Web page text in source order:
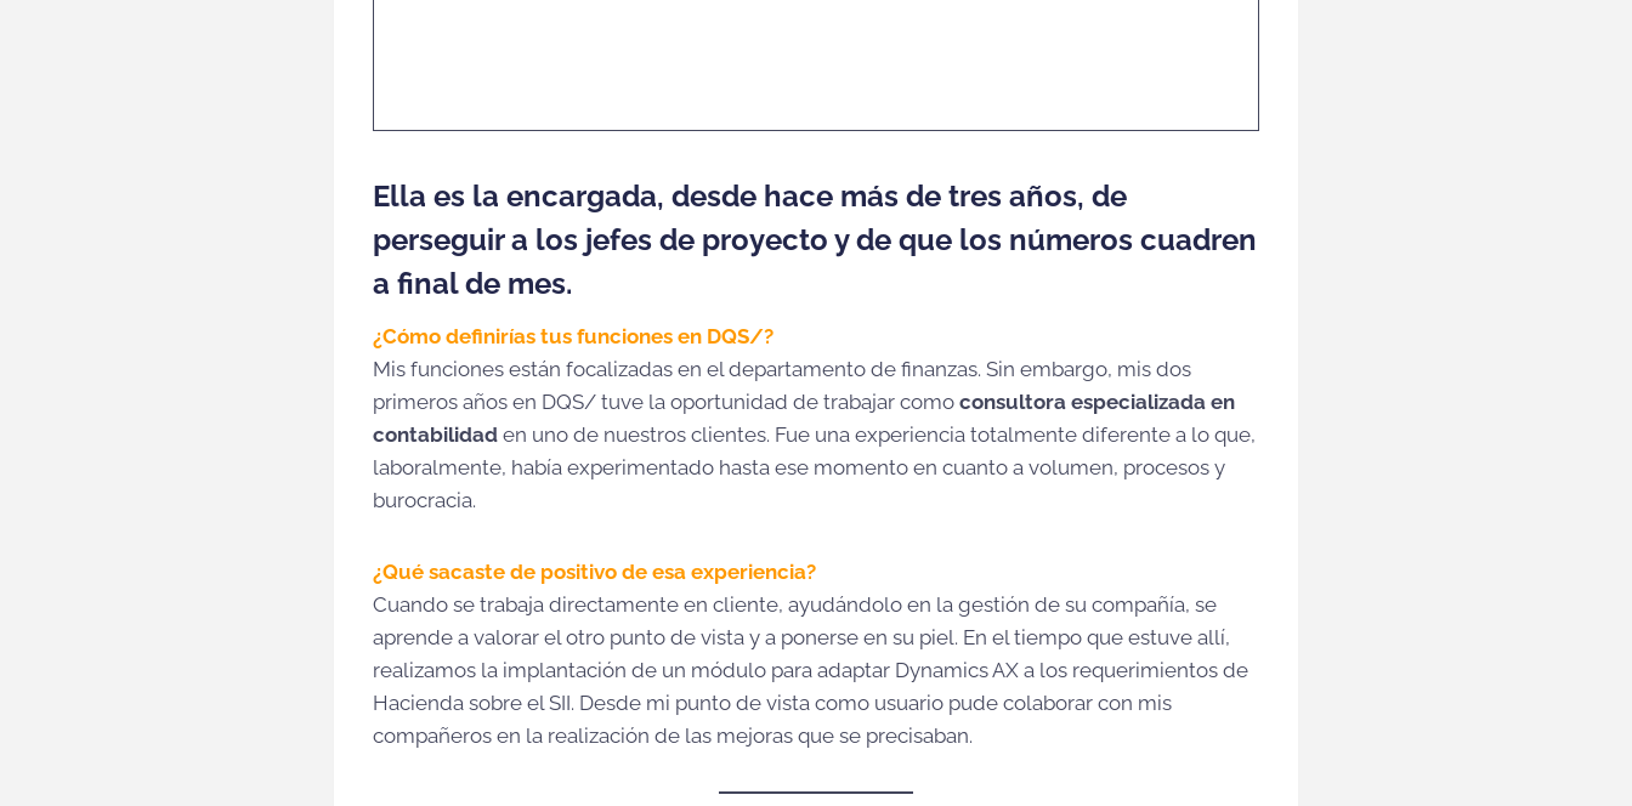
Ella es la encargada, desde hace más de tres años, de
perseguir a los jefes de proyecto y de que los números cuadren
a final de mes.
¿Cómo definirías tus funciones en DQS/?
Mis funciones están focalizadas en el departamento de finanzas. Sin embargo, mis dos
primeros años en DQS/ tuve la oportunidad de trabajar como consultora especializada en
contabilidad en uno de nuestros clientes. Fue una experiencia totalmente diferente a lo que,
laboralmente, había experimentado hasta ese momento en cuanto a volumen, procesos y
burocracia.
¿Qué sacaste de positivo de esa experiencia?
Cuando se trabaja directamente en cliente, ayudándolo en la gestión de su compañía, se
aprende a valorar el otro punto de vista y a ponerse en su piel. En el tiempo que estuve allí,
realizamos la implantación de un módulo para adaptar Dynamics AX a los requerimientos de
Hacienda sobre el SII. Desde mi punto de vista como usuario pude colaborar con mis
compañeros en la realización de las mejoras que se precisaban.